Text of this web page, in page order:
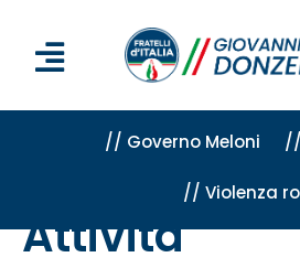
// Governo Meloni
// Violenza
Pagina 3
Attività